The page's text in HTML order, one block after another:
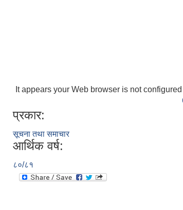
It appears your Web browser is not
प्रकार:
सूचना तथा समाचार
आर्थिक वर्ष:
८०/८१